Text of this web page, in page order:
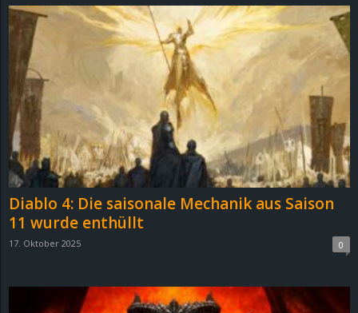
Diablo 4: Die saisonale Mechanik aus Saison
11 wurde enthüllt
17. Oktober 2025 0